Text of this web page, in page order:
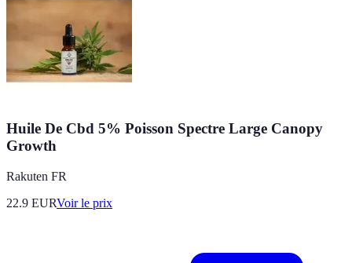
Huile De Cbd 5% Poisson Spectre Large Canopy
Growth
Rakuten FR
22.9 EURVoir le prix